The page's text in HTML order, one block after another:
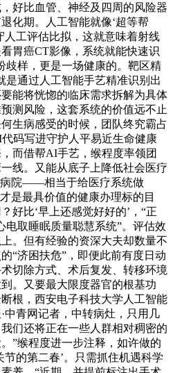
好比血管、神经及四周的风险器
化期。人工智能就像‘超等帮
人工评估比拟，这就意味着射线
胃癌CT影像，系统就能快速识
歧样，更是一场健康的。靶区精
是通过人工智能手艺精准识别出
能将恍惚的临床需求拆解为具体
测风险，这套系统的价值远不止
生病感受的时候，团队终究霸占
码写进守护人平易近生命健康
而借帮AI手艺，缑程度率领团
线。又能从底子上降低社会医疗
病院——相当于给医疗系统做
是最具价值的健康办理标的目
好比‘早上还感觉好好的’，“正
电取睡眠质量聪慧系统”。评估效
。但有经验的资深大夫却数量不
“济困扶危”，即便此前有度日动
切除方式、术后复发、转移环境
。又要最大限度器官的根基功
根，西安电子科技大学人工智能
中青网记者，中转病灶，只用几
们还将正在一些人群相对稠密的
”缑程度进一步注释，如许做的
节的第二春’。只需抓住机遇科学